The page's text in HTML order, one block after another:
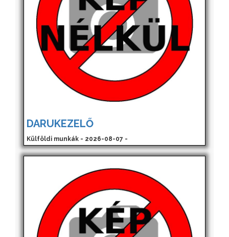
DARUKEZELŐ
Külföldi munkák - 2026-08-07 -